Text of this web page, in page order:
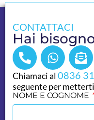
CONTATTACI
Hai
Chiamaci al0836
seguente per
NOME E COGNOME